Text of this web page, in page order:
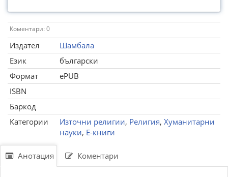
Коментари: 0
Издател
Шамбала
Език
български
Формат
ePUB
ISBN
Баркод
Категории
Източни религии, Религия, Хуманитарни
науки, Е-книги
Анотация Коментари